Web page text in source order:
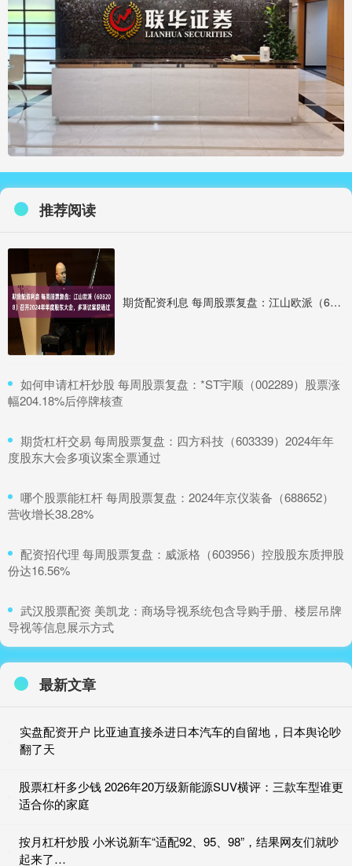
推荐阅读
期货配资利息 每周股票复盘：江山欧派（603208）召开2024年年度股东大会，多项议案获通过
​如何申请杠杆炒股 每周股票复盘：*ST宇顺（002289）股票涨
幅204.18%后停牌核查
​期货杠杆交易 每周股票复盘：四方科技（603339）2024年年
度股东大会多项议案全票通过
​哪个股票能杠杆 每周股票复盘：2024年京仪装备（688652）
营收增长38.28%
​配资招代理 每周股票复盘：威派格（603956）控股股东质押股
份达16.56%
​武汉股票配资 美凯龙：商场导视系统包含导购手册、楼层吊牌
导视等信息展示方式
最新文章
实盘配资开户 比亚迪直接杀进日本汽车的自留地，日本舆论吵
翻了天
股票杠杆多少钱 2026年20万级新能源SUV横评：三款车型谁更
适合你的家庭
按月杠杆炒股 小米说新车“适配92、95、98”，结果网友们就吵
起来了…